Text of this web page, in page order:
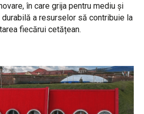
în care grija pentru mediu și
a resurselor să contribuie la
fiecărui cetățean.